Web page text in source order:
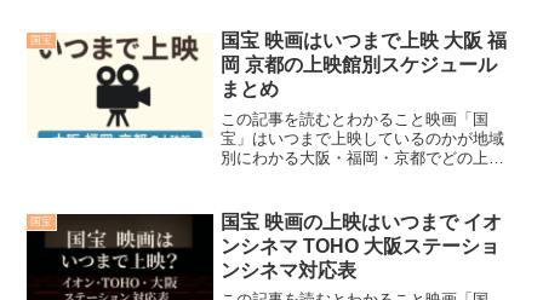
国宝
国宝 映画はいつまで上映 大阪 福
岡 京都の上映館別スケジュール
まとめ
この記事を読むとわかること映画「国
宝」はいつまで上映しているのかが地域
別にわかる大阪・福岡・京都でどの上映
ントがわかる平日上映・レイトショーを
活用した混雑を避ける方法が...
国宝
国宝 映画の上映はいつまで イオ
ンシネマ TOHO 大阪ステーショ
ンシネマ対応表